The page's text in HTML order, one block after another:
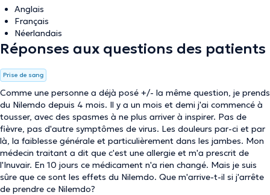
Anglais
Français
Néerlandais
Réponses aux questions des patients
Prise de sang
Comme une personne a déjà posé +/- la même question, je prends
du Nilemdo depuis 4 mois. Il y a un mois et demi j'ai commencé à
tousser, avec des spasmes à ne plus arriver à inspirer. Pas de
fièvre, pas d'autre symptômes de virus. Les douleurs par-ci et par
là, la faiblesse générale et particulièrement dans les jambes. Mon
médecin traitant a dit que c'est une allergie et m'a prescrit de
l'Inuvair. En 10 jours ce médicament n'a rien changé. Mais je suis
sûre que ce sont les effets du Nilemdo. Que m'arrive-t-il si j'arrête
de prendre ce Nilemdo?